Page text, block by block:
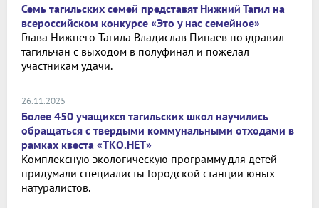
Семь тагильских семей представят Нижний Тагил на
всероссийском конкурсе «Это у нас семейное»
Глава Нижнего Тагила Владислав Пинаев поздравил
тагильчан с выходом в полуфинал и пожелал
участникам удачи.
26.11.2025
Более 450 учащихся тагильских школ научились
обращаться с твердыми коммунальными отходами в
рамках квеста «ТКО.НЕТ»
Комплексную экологическую программу для детей
придумали специалисты Городской станции юных
натуралистов.